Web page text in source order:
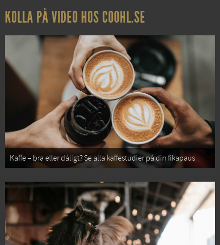
KOLLA PÅ VIDEO HOS COOHL.SE
Kaffe – bra eller dåligt? Se alla kaffestudier på din fikapaus